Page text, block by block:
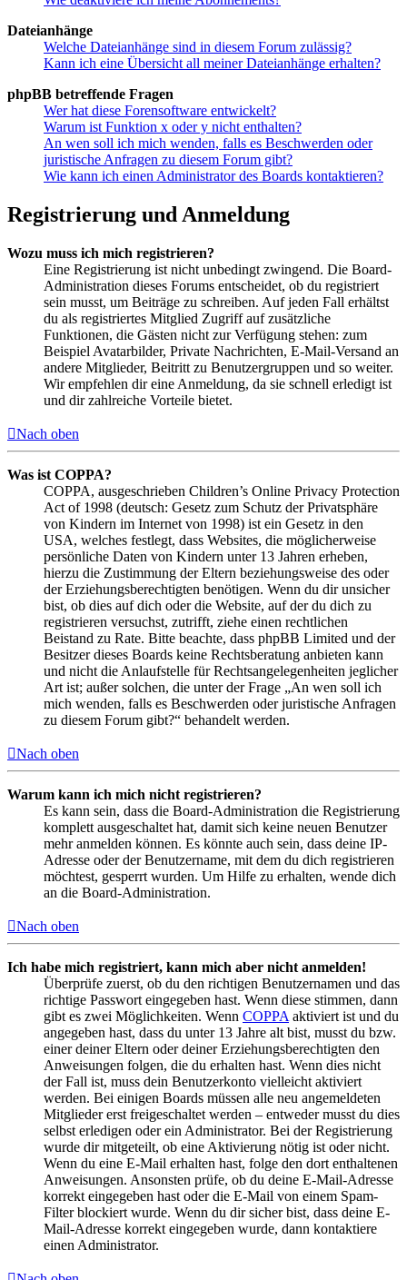
Dateianhänge
Welche Dateianhänge sind in diesem Forum zulässig?
Kann ich eine Übersicht all meiner Dateianhänge erhalten?
phpBB betreffende Fragen
Wer hat diese Forensoftware entwickelt?
Warum ist Funktion x oder y nicht enthalten?
An wen soll ich mich wenden, falls es Beschwerden oder
juristische Anfragen zu diesem Forum gibt?
Wie kann ich einen Administrator des Boards kontaktieren?
Registrierung und Anmeldung
Wozu muss ich mich registrieren?
Eine Registrierung ist nicht unbedingt zwingend. Die Board-
Administration dieses Forums entscheidet, ob du registriert
sein musst, um Beiträge zu schreiben. Auf jeden Fall erhältst
du als registriertes Mitglied Zugriff auf zusätzliche
Funktionen, die Gästen nicht zur Verfügung stehen: zum
Beispiel Avatarbilder, Private Nachrichten, E-Mail-Versand an
andere Mitglieder, Beitritt zu Benutzergruppen und so weiter.
Wir empfehlen dir eine Anmeldung, da sie schnell erledigt ist
und dir zahlreiche Vorteile bietet.
Nach oben
Was ist COPPA?
COPPA, ausgeschrieben Children’s Online Privacy Protection
Act of 1998 (deutsch: Gesetz zum Schutz der Privatsphäre
von Kindern im Internet von 1998) ist ein Gesetz in den
USA, welches festlegt, dass Websites, die möglicherweise
persönliche Daten von Kindern unter 13 Jahren erheben,
hierzu die Zustimmung der Eltern beziehungsweise des oder
der Erziehungsberechtigten benötigen. Wenn du dir unsicher
bist, ob dies auf dich oder die Website, auf der du dich zu
registrieren versuchst, zutrifft, ziehe einen rechtlichen
Beistand zu Rate. Bitte beachte, dass phpBB Limited und der
Besitzer dieses Boards keine Rechtsberatung anbieten kann
und nicht die Anlaufstelle für Rechtsangelegenheiten jeglicher
Art ist; außer solchen, die unter der Frage „An wen soll ich
mich wenden, falls es Beschwerden oder juristische Anfragen
zu diesem Forum gibt?“ behandelt werden.
Nach oben
Warum kann ich mich nicht registrieren?
Es kann sein, dass die Board-Administration die Registrierung
komplett ausgeschaltet hat, damit sich keine neuen Benutzer
mehr anmelden können. Es könnte auch sein, dass deine IP-
Adresse oder der Benutzername, mit dem du dich registrieren
möchtest, gesperrt wurden. Um Hilfe zu erhalten, wende dich
an die Board-Administration.
Nach oben
Ich habe mich registriert, kann mich aber nicht anmelden!
Überprüfe zuerst, ob du den richtigen Benutzernamen und das
richtige Passwort eingegeben hast. Wenn diese stimmen, dann
gibt es zwei Möglichkeiten. Wenn COPPA aktiviert ist und du
angegeben hast, dass du unter 13 Jahre alt bist, musst du bzw.
einer deiner Eltern oder deiner Erziehungsberechtigten den
Anweisungen folgen, die du erhalten hast. Wenn dies nicht
der Fall ist, muss dein Benutzerkonto vielleicht aktiviert
werden. Bei einigen Boards müssen alle neu angemeldeten
Mitglieder erst freigeschaltet werden – entweder musst du dies
selbst erledigen oder ein Administrator. Bei der Registrierung
wurde dir mitgeteilt, ob eine Aktivierung nötig ist oder nicht.
Wenn du eine E-Mail erhalten hast, folge den dort enthaltenen
Anweisungen. Ansonsten prüfe, ob du deine E-Mail-Adresse
korrekt eingegeben hast oder die E-Mail von einem Spam-
Filter blockiert wurde. Wenn du dir sicher bist, dass deine E-
Mail-Adresse korrekt eingegeben wurde, dann kontaktiere
einen Administrator.